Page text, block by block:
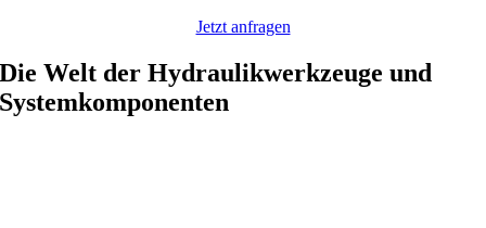
Jetzt anfragen
Die Welt der Hydraulikwerkzeuge und
Systemkomponenten